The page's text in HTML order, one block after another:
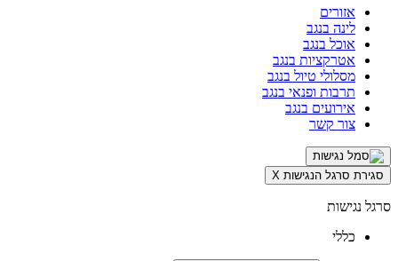
אזורים
לינה בנגב
אוכל בנגב
אטרקציות בנגב
מסלולי טיול בנגב
תרבות ופנאי בנגב
אירועים בנגב
צור קשר
סגירת סרגל הנגישות X
סרגל נגישות
כללי